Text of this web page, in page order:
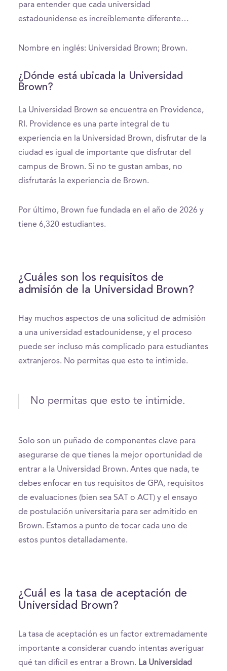
para entender que cada universidad
estadounidense es increíblemente diferente…
Nombre en inglés: Universidad Brown; Brown.
¿Dónde está ubicada la Universidad
Brown?
La Universidad Brown se encuentra en Providence,
RI. Providence es una parte integral de tu
experiencia en la Universidad Brown, disfrutar de la
ciudad es igual de importante que disfrutar del
campus de Brown. Si no te gustan ambas, no
disfrutarás la experiencia de Brown.
Por último, Brown fue fundada en el año de 2026 y
tiene 6,320 estudiantes.
¿Cuáles son los requisitos de
admisión de la Universidad Brown?
Hay muchos aspectos de una solicitud de admisión
a una universidad estadounidense, y el proceso
puede ser incluso más complicado para estudiantes
extranjeros. No permitas que esto te intimide.
No permitas que esto te intimide.
Solo son un puñado de componentes clave para
asegurarse de que tienes la mejor oportunidad de
entrar a la Universidad Brown. Antes que nada, te
debes enfocar en tus requisitos de GPA, requisitos
de evaluaciones (bien sea SAT o ACT) y el ensayo
de postulación universitaria para ser admitido en
Brown. Estamos a punto de tocar cada uno de
estos puntos detalladamente.
¿Cuál es la tasa de aceptación de
Universidad Brown?
La tasa de aceptación es un factor extremadamente
importante a considerar cuando intentas averiguar
qué tan difícil es entrar a Brown. La Universidad